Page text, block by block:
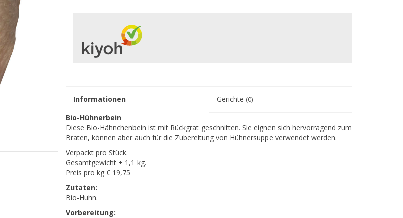
Informationen Gerichte (0)
Bio-Hühnerbein
Diese Bio-Hähnchenbein ist mit Rückgrat geschnitten. Sie eignen sich hervorragend zum
Braten, können aber auch für die Zubereitung von Hühnersuppe verwendet werden.
Verpackt pro Stück.
Gesamtgewicht ± 1,1 kg.
Preis pro kg € 19,75
Zutaten:
Bio-Huhn.
Vorbereitung: